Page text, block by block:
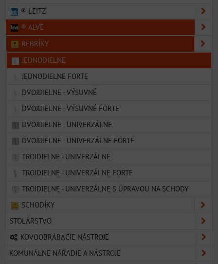
® LEITZ
® ALVE
REBRÍKY
JEDNODIELNE
JEDNODIELNE FORTE
DVOJDIELNE - VÝSUVNÉ
DVOJDIELNE - VÝSUVNÉ FORTE
DVOJDIELNE - UNIVERZÁLNE
DVOJDIELNE - UNIVERZÁLNE FORTE
TROJDIELNE - UNIVERZÁLNE
TROJDIELNE - UNIVERZÁLNE FORTE
TROJDIELNE - UNIVERZÁLNE S ÚPRAVOU NA SCHODY
SCHODÍKY
STOLÁRSTVO
KOVOOBRÁBACIE NÁSTROJE
KOMUNÁLNE NÁRADIE A NÁSTROJE